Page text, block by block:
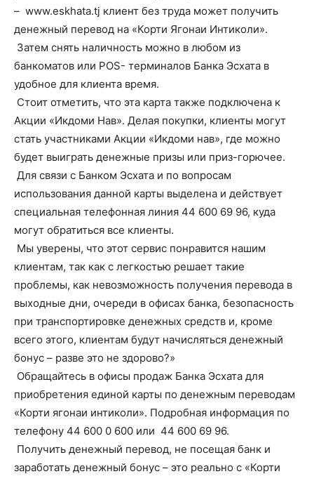
– www.eskhata.tj клиент без труда может получить
денежный перевод на «Корти Ягонаи Интиколи».
Затем снять наличность можно в любом из
банкоматов или POS- терминалов Банка Эсхата в
удобное для клиента время.
Стоит отметить, что эта карта также подключена к
Акции «Икдоми Нав». Делая покупки, клиенты могут
стать участниками Акции «Икдоми нав», где можно
будет выиграть денежные призы или приз-горючее.
Для связи с Банком Эсхата и по вопросам
использования данной карты выделена и действует
специальная телефонная линия 44 600 69 96, куда
могут обратиться все клиенты.
Мы уверены, что этот сервис понравится нашим
клиентам, так как с легкостью решает такие
проблемы, как невозможность получения перевода в
выходные дни, очереди в офисах банка, безопасность
при транспортировке денежных средств и, кроме
всего этого, клиентам будут начисляться денежный
бонус – разве это не здорово?»
Обращайтесь в офисы продаж Банка Эсхата для
приобретения единой карты по денежным переводам
«Корти ягонаи интиколи». Подробная информация по
телефону 44 600 0 600 или 44 600 69 96.
Получить денежный перевод, не посещая банк и
заработать денежный бонус – это реально с «Корти